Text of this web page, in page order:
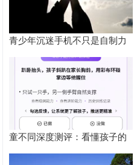
青少年沉迷手机不只是自制力
差！陕西家长读懂背后的心理
根源
童不同深度测评：看懂孩子的
个性化育儿系统